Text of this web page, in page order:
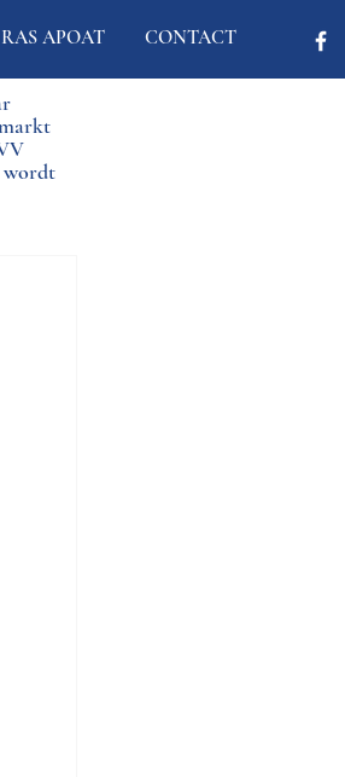
APOAT CONTACT
wordt